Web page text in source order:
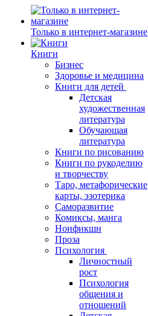
Только в интернет-магазине
Книги
Бизнес
Здоровье и медицина
Книги для детей
Детская
художественная
литература
Обучающая
литература
Книги по рисованию
Книги по рукоделию
и творчеству
Таро, метафорические
карты, эзотерика
Саморазвитие
Комиксы, манга
Нонфикшн
Проза
Психология
Личностный
рост
Психология
общения и
отношений